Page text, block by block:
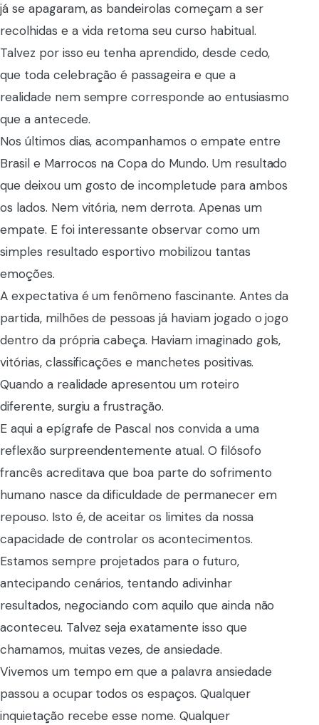
já se apagaram, as bandeirolas começam a ser
recolhidas e a vida retoma seu curso habitual.
Talvez por isso eu tenha aprendido, desde cedo,
que toda celebração é passageira e que a
realidade nem sempre corresponde ao entusiasmo
que a antecede.
Nos últimos dias, acompanhamos o empate entre
Brasil e Marrocos na Copa do Mundo. Um resultado
que deixou um gosto de incompletude para ambos
os lados. Nem vitória, nem derrota. Apenas um
empate. E foi interessante observar como um
simples resultado esportivo mobilizou tantas
emoções.
A expectativa é um fenômeno fascinante. Antes da
partida, milhões de pessoas já haviam jogado o jogo
dentro da própria cabeça. Haviam imaginado gols,
vitórias, classificações e manchetes positivas.
Quando a realidade apresentou um roteiro
diferente, surgiu a frustração.
E aqui a epígrafe de Pascal nos convida a uma
reflexão surpreendentemente atual. O filósofo
francês acreditava que boa parte do sofrimento
humano nasce da dificuldade de permanecer em
repouso. Isto é, de aceitar os limites da nossa
capacidade de controlar os acontecimentos.
Estamos sempre projetados para o futuro,
antecipando cenários, tentando adivinhar
resultados, negociando com aquilo que ainda não
aconteceu. Talvez seja exatamente isso que
chamamos, muitas vezes, de ansiedade.
Vivemos um tempo em que a palavra ansiedade
passou a ocupar todos os espaços. Qualquer
inquietação recebe esse nome. Qualquer